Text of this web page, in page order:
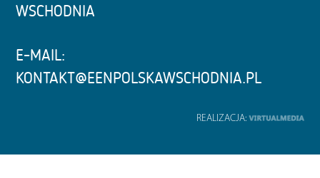
WSCHODNIA
E-MAIL:
KONTAKT@EENPOLSKAWSCHODNIA.PL
REALIZACJA: